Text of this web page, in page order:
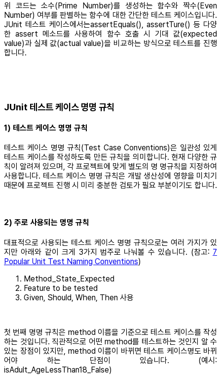
위 코드는 소수(Prime Number)를 생성하는 함수와 짝수(Even
Number) 여부를 판별하는 함수에 대한 간단한 테스트 케이스입니다.
JUnit 테스트 케이스에서는assertEquals(), assertTure() 등 다양
한 assert 메소드를 사용하여 함수 호출 시 기대 값(expected
value)과 실제 값(actual value)을 비교하는 방식으로 테스트를 진행
합니다.
JUnit 테스트 케이스 명명 규칙
1) 테스트 케이스 명명 규칙
테스트 케이스 명명 규칙(Test Case Conventions)은 일관성 있게
테스트 케이스를 작성하도록 만든 규칙을 의미합니다. 현재 다양한 규
칙이 알려져 있으며, 각 프로젝트에 맞게 별도의 명 명규칙을 지정하여
사용합니다. 테스트 케이스 명명 규칙은 개발 생산성에 영향을 미치기
때문에 프로젝트 진행 시 미리 충분한 검토가 필요 부분이기도 합니다.
2) 주로 사용되는 명명 규칙
대표적으로 사용되는 테스트 케이스 명명 규칙으로는 여러 가지가 있
지만 아래와 같이 크게 3가지 범주로 나눠볼 수 있습니다. (참고: 7
Popular Unit Test Naming Conventions)
Method_State_Expected
Feature to be tested
Given, Should, When, Then 사용
첫 번째 명명 규칙은 method 이름을 기준으로 테스트 케이스를 작성
하는 것입니다. 직관적으로 어떤 method를 테스트하는 것인지 알 수
있는 장점이 있지만, method 이름이 바뀌면 테스트 케이스명도 바뀌
어야 하는 단점이 있습니다. (예시:
isAdult_AgeLessThan18_False)